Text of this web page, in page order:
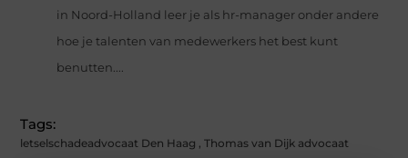
in Noord-Holland leer je als hr-manager onder andere
hoe je talenten van medewerkers het best kunt
benutten....
Tags:
letselschadeadvocaat Den Haag ,Thomas van Dijk advocaat